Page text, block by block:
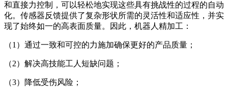
和直接力控制，可以轻松地实现这些具有挑战性的过程的自动
化。传感器反馈提供了复杂形状所需的灵活性和适应性，并实
现了始终如一的高表面质量。因此，机器人精加工：
（1）通过一致和可控的力施加确保更好的产品质量；
（2）解决高技能工人短缺问题；
（3）降低受伤风险；